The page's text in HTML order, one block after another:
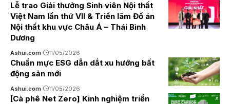
Lễ trao Giải thưởng Sinh viên Nội thất
Việt Nam lần thứ VII & Triển lãm Đồ án
Nội thất khu vực Châu Á – Thái Bình
Dương
Ashui.com 11/05/2026
Chuẩn mực ESG dẫn dắt xu hướng bất
động sản mới
Ashui.com 11/05/2026
[Cà phê Net Zero] Kinh nghiệm triển